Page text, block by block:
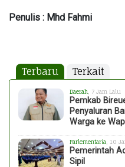
Penulis : Mhd Fahmi
Terbaru Terkait
Daerah , 7 Jam Lalu
Pemkab
Penyaluran
Warga ke
Parlementaria , 10
Pemerintah
Sipil